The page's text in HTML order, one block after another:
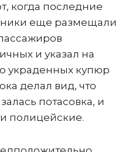
когда последние
еще размещали
и указал на
украденных купюр
делал вид, что
потасовка, и
полицейские.